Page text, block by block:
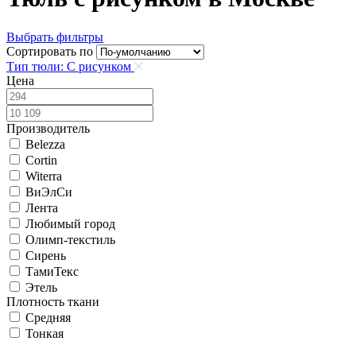
Выбрать фильтры
Сортировать по
Тип тюли: С рисунком
Цена
Производитель
Belezza
Cortin
Witerra
ВиЭлСи
Лента
Любимый город
Олимп-текстиль
Сирень
ТамиТекс
Этель
Плотность ткани
Средняя
Тонкая